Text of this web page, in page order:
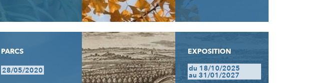
PARCS
28/05/2020
EXPOSITION
du 18/10/2025
au 31/01/2027